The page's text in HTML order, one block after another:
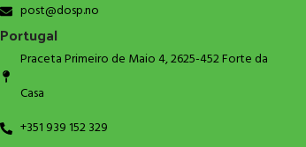
post@dosp.no
Portugal
Praceta Primeiro de Maio 4, 2625-452 Forte da
Casa
+351 939 152 329